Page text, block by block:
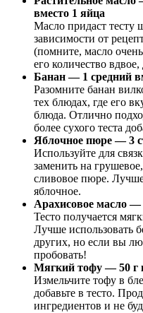
вместо 1 яйца
Масло придаст тесту
зависимости от
(помните, масло
его количество
Банан — 1 средний
Разомните банан
тех блюдах, где его
блюда. Отлично
более сухого теста
Яблочное пюре — 3
Используйте для
заменить на
сливовое пюре.
яблочное.
Арахисовое масло —
Тесто получается
Лучше использовать
других, но если вы
пробовать!
Мягкий тофу — 50 г
Измельчите тофу в
добавьте в тесто.
ингредиентов и не